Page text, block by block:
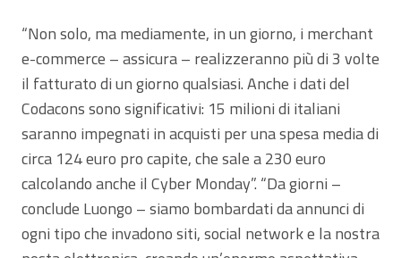
“Non solo, ma mediamente, in un giorno, i merchant
e-commerce – assicura – realizzeranno più di 3 volte
il fatturato di un giorno qualsiasi. Anche i dati del
Codacons sono significativi: 15 milioni di italiani
saranno impegnati in acquisti per una spesa media di
circa 124 euro pro capite, che sale a 230 euro
calcolando anche il Cyber Monday”. “Da giorni –
conclude Luongo – siamo bombardati da annunci di
ogni tipo che invadono siti, social network e la nostra